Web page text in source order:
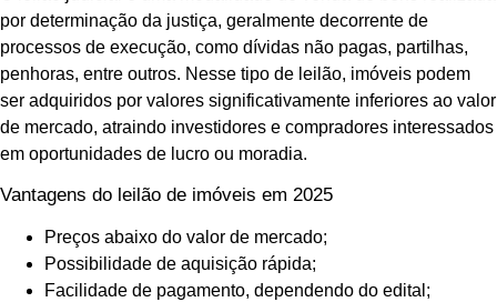
por determinação da justiça, geralmente decorrente de
processos de execução, como dívidas não pagas, partilhas,
penhoras, entre outros. Nesse tipo de leilão, imóveis podem
ser adquiridos por valores significativamente inferiores ao valor
de mercado, atraindo investidores e compradores interessados
em oportunidades de lucro ou moradia.
Vantagens do leilão de imóveis em 2025
Preços abaixo do valor de mercado;
Possibilidade de aquisição rápida;
Facilidade de pagamento, dependendo do edital;